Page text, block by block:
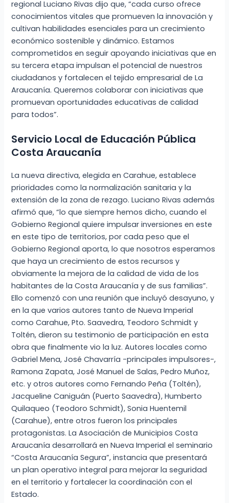
regional Luciano Rivas dijo que, “cada curso ofrece
conocimientos vitales que promueven la innovación y
cultivan habilidades esenciales para un crecimiento
económico sostenible y dinámico. Estamos
comprometidos en seguir apoyando iniciativas que en
su tercera etapa impulsan el potencial de nuestros
ciudadanos y fortalecen el tejido empresarial de La
Araucanía. Queremos colaborar con iniciativas que
promuevan oportunidades educativas de calidad
para todos”.
Servicio Local de Educación Pública
Costa Araucanía
La nueva directiva, elegida en Carahue, establece
prioridades como la normalización sanitaria y la
extensión de la zona de rezago. Luciano Rivas además
afirmó que, “lo que siempre hemos dicho, cuando el
Gobierno Regional quiere impulsar inversiones en este
en este tipo de territorios, por cada peso que el
Gobierno Regional aporta, lo que nosotros esperamos
que haya un crecimiento de estos recursos y
obviamente la mejora de la calidad de vida de los
habitantes de la Costa Araucanía y de sus familias”.
Ello comenzó con una reunión que incluyó desayuno, y
en la que varios autores tanto de Nueva Imperial
como Carahue, Pto. Saavedra, Teodoro Schmidt y
Toltén, dieron su testimonio de participación en esta
obra que finalmente vio la luz. Autores locales como
Gabriel Mena, José Chavarría -principales impulsores-,
Ramona Zapata, José Manuel de Salas, Pedro Muñoz,
etc. y otros autores como Fernando Peña (Toltén),
Jacqueline Caniguán (Puerto Saavedra), Humberto
Quilaqueo (Teodoro Schmidt), Sonia Huentemil
(Carahue), entre otros fueron los principales
protagonistas. La Asociación de Municipios Costa
Araucanía desarrollará en Nueva Imperial el seminario
“Costa Araucanía Segura”, instancia que presentará
un plan operativo integral para mejorar la seguridad
en el territorio y fortalecer la coordinación con el
Estado.